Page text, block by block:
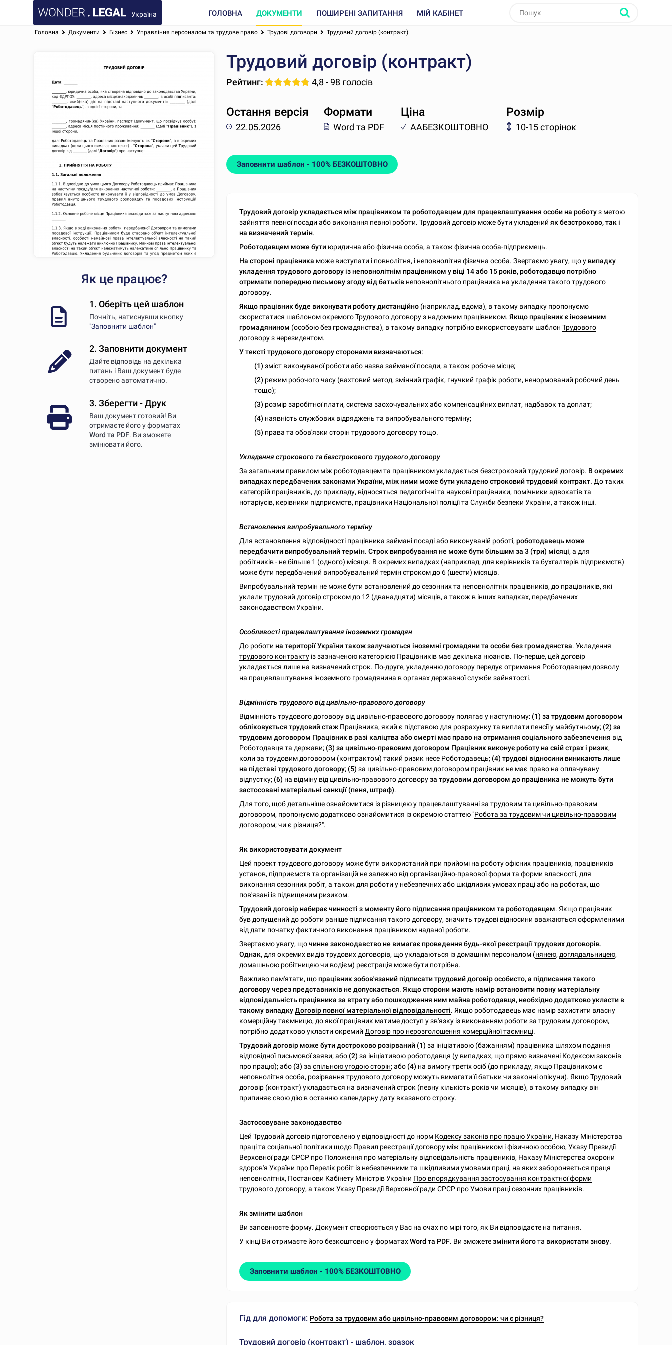
Україна ГОЛОВНА ДОКУМЕНТИ ПОШИРЕНІ ЗАПИТАННЯ МІЙ КАБІНЕТ
Головна Документи Бізнес Управління персоналом та трудове право Трудові договори Трудовий договір (контракт)
Як це працює?
1. Оберіть цей шаблон
Почніть, натиснувши кнопку
"Заповнити шаблон"
2. Заповнити документ
Дайте відповідь на декілька
питань і Ваш документ буде
створено автоматично.
3. Зберегти - Друк
Ваш документ готовий! Ви
отримаєте його у форматах
Word та PDF. Ви зможете
змінювати його.
Трудовий договір (контракт)
Рейтинг: 4,8 - 98 голосів
Остання версія
22.05.2026
Формати
Word та PDF
Ціна
AAБЕЗКОШТОВНО
Розмір
10-15 сторінок
Заповнити шаблон - 100% БЕЗКОШТОВНО
Трудовий договір укладається між працівником та роботодавцем для працевлаштування особи на роботуз метою
зайняття певної посади або виконання певної роботи. Трудовий договір може бути укладенийяк безстроково, так і
на визначений термін.
Роботодавцем може бути юридична або фізична особа, а також фізична особа-підприємець.
На стороні працівника може виступати і повнолітня, і неповнолітня фізична особа. Звертаємо увагу, що у випадку
укладення трудового договору із неповнолітнім працівником у віці 14 або 15 років, роботодавцю потрібно
отримати попередню письмову згоду від батьків неповнолітнього працівника на укладення такого трудового
договору.
Якщо працівник буде виконувати роботу дистанційно (наприклад, вдома), в такому випадку пропонуємо
скористатися шаблоном окремогоТрудового договору з надомним працівником.Якщо працівник є іноземним
громадянином (особою без громадянства), в такому випадку потрібно використовувати шаблонТрудового
договору з нерезидентом.
У тексті трудового договору сторонами визначаються:
(1) зміст виконуваної роботи або назва займаної посади, а також робоче місце;
(2) режим робочого часу (вахтовий метод, змінний графік, гнучкий графік роботи, ненормований робочий день
тощо);
(3) розмір заробітної плати, система заохочувальних або компенсаційних виплат, надбавок та доплат;
(4) наявність службових відряджень та випробувального терміну;
(5) права та обов'язки сторін трудового договору тощо.
Укладення строкового та безстрокового трудового договору
За загальним правилом між роботодавцем та працівником укладається безстроковий трудовий договір. В окремих
випадках передбачених законами України, між ними може бути укладено строковий трудовий контракт. До таких
категорій працівників, до прикладу, відносяться педагогічні та наукові працівники, помічники адвокатів та
нотаріусів, керівники підприємств, працівники Національної поліції та Служби безпеки України, а також інші.
Встановлення випробувального терміну
Для встановлення відповідності працівника займані посаді або виконуваній роботі,роботодавець може
передбачити випробувальний термін. Строк випробування не може бути більшим за 3 (три) місяці, а для
робітників - не більше 1 (одного) місяця. В окремих випадках (наприклад, для керівників та бухгалтерів підприємств)
може бути передбачений випробувальний термін строком до 6 (шести) місяців.
Випробувальний термін не може бути встановлений до сезонних та неповнолітніх працівників, до працівників, які
уклали трудовий договір строком до 12 (дванадцяти) місяців, а також в інших випадках, передбачених
законодавством України.
Особливості працевлаштування іноземних громадян
До роботи на території України також залучаються іноземні громадяни та особи без громадянства. Укладення
трудового контракту із зазначеною категорією Працівників має декілька нюансів. По-перше, цей договір
укладається лише на визначений строк. По-друге, укладенню договору передує отримання Роботодавцем дозволу
на працевлаштування іноземного громадянина в органах державної служби зайнятості.
Відмінність трудового від цивільно-правового договору
Відмінність трудового договору від цивільно-правового договору полягає у наступному:(1) за трудовим договором
обліковується трудовий стаж Працівника, який є підставою для розрахунку та виплати пенсії у майбутньому;(2) за
трудовим договором Працівник в разі каліцтва або смерті має право на отримання соціального забезпечення від
Роботодавця та держави;(3) за цивільно-правовим договором Працівник виконує роботу на свій страх і ризик,
коли за трудовим договором (контрактом) такий ризик несе Роботодавець;(4) трудові відносини виникають лише
на підставі трудового договору;(5) за цивільно-правовим договором працівник не має право на оплачувану
відпустку;(6) на відміну від цивільно-правового договоруза трудовим договором до працівника не можуть бути
застосовані матеріальні санкції (пеня, штраф).
Для того, щоб детальніше ознайомитися із різницею у працевлаштуванні за трудовим та цивільно-правовим
договором, пропонуємо додатково ознайомитися із окремою статтею "Робота за трудовим чи цивільно-правовим
договором; чи є різниця?".
Як використовувати документ
Цей проект трудового договору може бути використаний при прийомі на роботу офісних працівників, працівників
установ, підприємств та організацій не залежно від організаційно-правової форми та форми власності, для
виконання сезонних робіт, а також для роботи у небезпечних або шкідливих умовах праці або на роботах, що
пов'язані із підвищеним ризиком.
Трудовий договір набирає чинності з моменту його підписання працівником та роботодавцем. Якщо працівник
був допущений до роботи раніше підписання такого договору, значить трудові відносини вважаються оформленими
від дати початку фактичного виконання працівником наданої роботи.
Звертаємо увагу, щочинне законодавство не вимагає проведення будь-якої реєстрації трудових договорів.
Однак, для окремих видів трудових договорів, що укладаються із домашнім персоналом (нянею, доглядальницею,
домашньою робітницеючи водієм) реєстрація може бути потрібна.
Важливо пам'ятати, що працівник зобов'язаний підписати трудовий договір особисто, а підписання такого
договору через представників не допускається.Якщо сторони мають намір встановити повну матеріальну
відповідальність працівника за втрату або пошкодження ним майна роботодавця, необхідно додатково укласти в
такому випадкуДоговір повної матеріальної відповідальності. Якщо роботодавець має намір захистити власну
комерційну таємницю, до якої працівник матиме доступ у зв'язку із виконанням роботи за трудовим договором,
потрібно додатково укласти окремий Договір про нерозголошення комерційної таємниці.
Трудовий договір може бути достроково розірваний (1) за ініціативою (бажанням) працівника шляхом подання
відповідної письмової заяви; або(2) за ініціативою роботодавця (у випадках, що прямо визначені Кодексом законів
про працю); або(3) заспільною угодою сторін; або(4) на вимогу третіх осіб (до прикладу, якщо Працівником є
неповнолітня особа, розірвання трудового договору можуть вимагати її батьки чи законні опікуни). Якщо Трудовий
договір (контракт) укладається на визначений строк (певну кількість років чи місяців), в такому випадку він
припиняє свою дію в останню календарну дату вказаного строку.
Застосовуване законодавство
Цей Трудовий договір підготовлено у відповідності до норм Кодексу законів про працю України, Наказу Міністерства
праці та соціальної політики щодо Правил реєстрації договору між працівником і фізичною особою, Указу Президії
Верховної ради СРСР про Положення про матеріальну відповідальність працівників, Наказу Міністерства охорони
здоров'я України про Перелік робіт із небезпечними та шкідливими умовами праці, на яких забороняється праця
неповнолітніх, Постанови Кабінету Міністрів України Про впорядкування застосування контрактної форми
трудового договору, а також Указу Президії Верховної ради СРСР про Умови праці сезонних працівників.
Як змінити шаблон
Ви заповнюєте форму. Документ створюється у Вас на очах по мірі того, як Ви відповідаєте на питання.
У кінці Ви отримаєте його безкоштовно у форматахWord та PDF. Ви зможетезмінити йогота використати знову.
Заповнити шаблон - 100% БЕЗКОШТОВНО
Гід для допомоги: Робота за трудовим або цивільно-правовим договором: чи є різниця?
Трудовий договір (контракт) - шаблон, зразок